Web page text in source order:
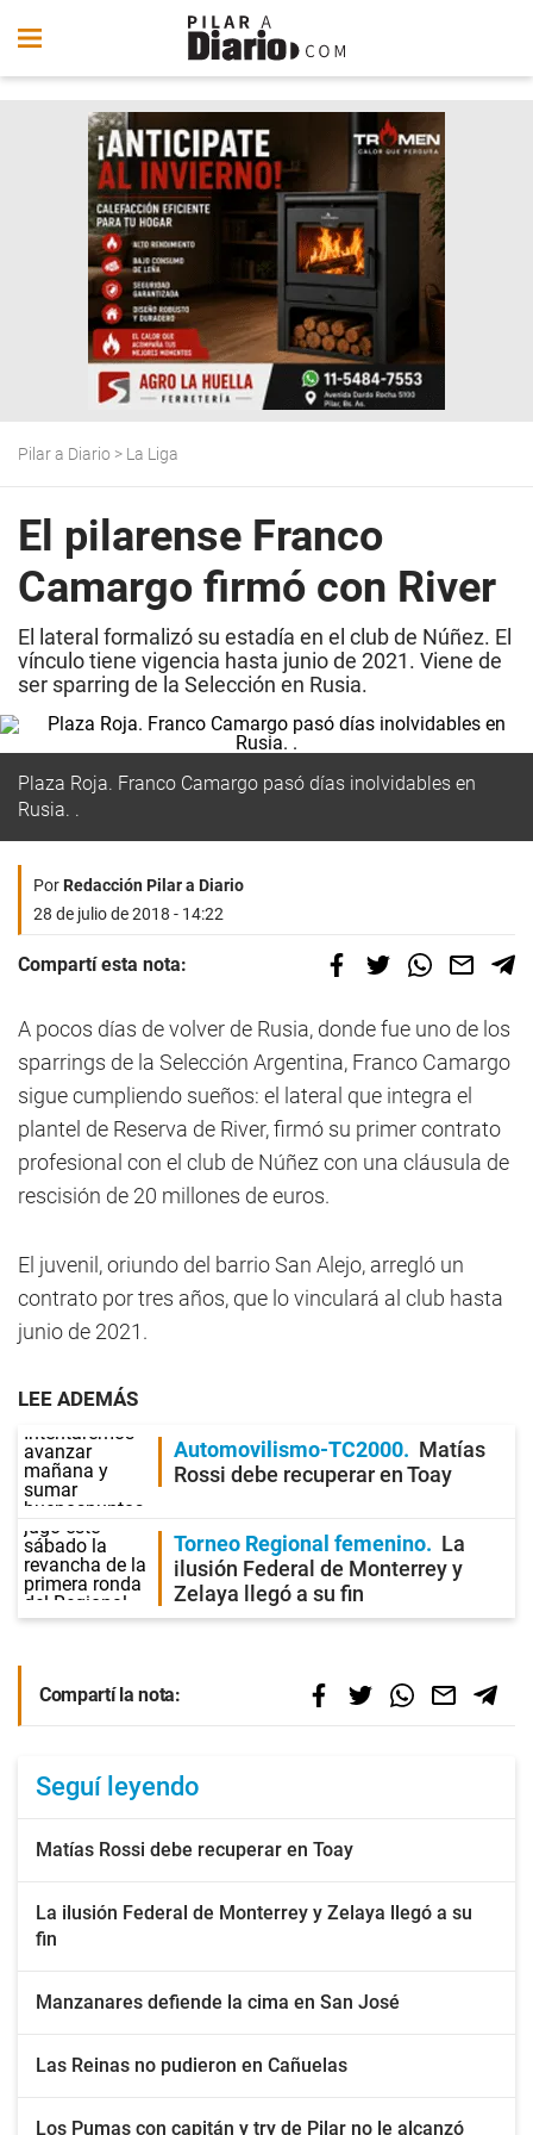
Pilar a Diario > La Liga
El pilarense Franco
Camargo firmó con River
El lateral formalizó su estadía en el club de Núñez. El
vínculo tiene vigencia hasta junio de 2021. Viene de
ser sparring de la Selección en Rusia.
Plaza Roja. Franco Camargo pasó días inolvidables en
Rusia. .
PorRedacción Pilar a Diario
28 de julio de 2018 - 14:22
Compartí esta nota:
A pocos días de volver de Rusia, donde fue uno de los
sparrings de la Selección Argentina, Franco Camargo
sigue cumpliendo sueños: el lateral que integra el
plantel de Reserva de River, firmó su primer contrato
profesional con el club de Núñez con una cláusula de
rescisión de 20 millones de euros.
El juvenil, oriundo del barrio San Alejo, arregló un
contrato por tres años, que lo vinculará al club hasta
junio de 2021.
LEE ADEMÁS
Automovilismo-TC2000
Matías
Rossi debe recuperar en Toay
Torneo Regional femenino
La
ilusión Federal de Monterrey y
Zelaya llegó a su fin
Compartí la nota:
Seguí leyendo
Matías Rossi debe recuperar en Toay
La ilusión Federal de Monterrey y Zelaya llegó a su
fin
Manzanares defiende la cima en San José
Las Reinas no pudieron en Cañuelas
Los Pumas con capitán y try de Pilar no le alcanzó